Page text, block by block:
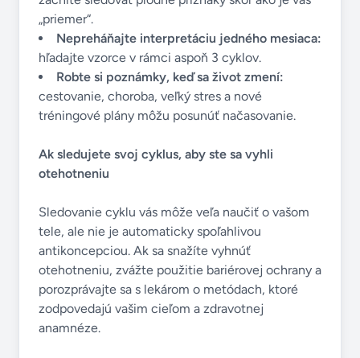
„priemer“.
Nepreháňajte interpretáciu jedného mesiaca:
hľadajte vzorce v rámci aspoň 3 cyklov.
Robte si poznámky, keď sa život zmení:
cestovanie, choroba, veľký stres a nové
tréningové plány môžu posunúť načasovanie.
Ak sledujete svoj cyklus, aby ste sa vyhli
otehotneniu
Sledovanie cyklu vás môže veľa naučiť o vašom
tele, ale nie je automaticky spoľahlivou
antikoncepciou. Ak sa snažíte vyhnúť
otehotneniu, zvážte použitie bariérovej ochrany a
porozprávajte sa s lekárom o metódach, ktoré
zodpovedajú vašim cieľom a zdravotnej
anamnéze.